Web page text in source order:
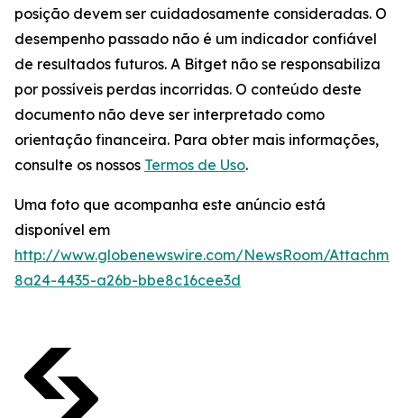
posição devem ser cuidadosamente consideradas. O
desempenho passado não é um indicador confiável
de resultados futuros. A Bitget não se responsabiliza
por possíveis perdas incorridas. O conteúdo deste
documento não deve ser interpretado como
orientação financeira. Para obter mais informações,
consulte os nossos Termos de Uso.
Uma foto que acompanha este anúncio está
disponível em
http://www.globenewswire.com/NewsRoom/
8a24-4435-a26b-bbe8c16cee3d